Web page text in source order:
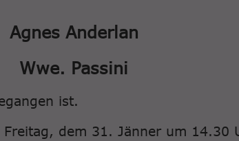
Agnes Anderlan
Wwe. Passini
ist.
dem 31. Jänner um 14.30